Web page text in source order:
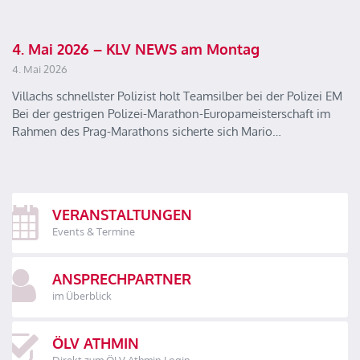
4. Mai 2026 – KLV NEWS am Montag
4. Mai 2026
Villachs schnellster Polizist holt Teamsilber bei der Polizei EM
Bei der gestrigen Polizei-Marathon-Europameisterschaft im
Rahmen des Prag-Marathons sicherte sich Mario…
VERANSTALTUNGEN
Events & Termine
ANSPRECHPARTNER
im Überblick
ÖLV ATHMIN